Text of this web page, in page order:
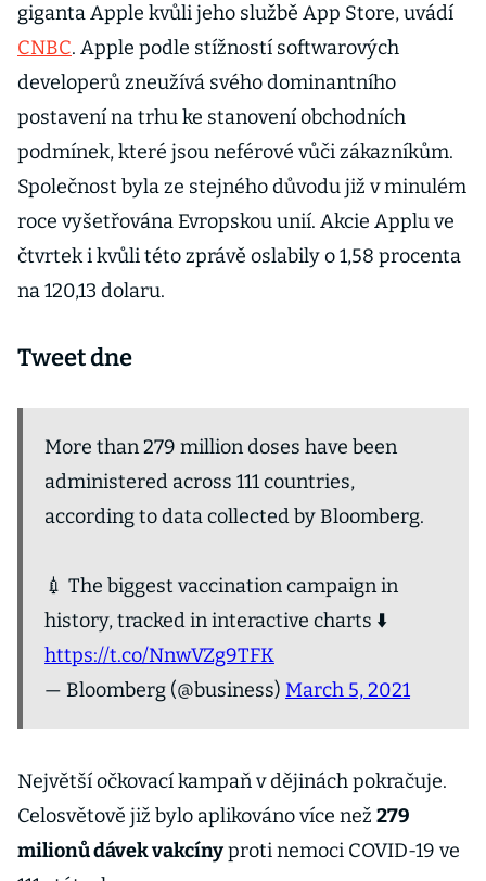
giganta Apple kvůli jeho službě App Store, uvádí
CNBC. Apple podle stížností softwarových
developerů zneužívá svého dominantního
postavení na trhu ke stanovení obchodních
podmínek, které jsou neférové vůči zákazníkům.
Společnost byla ze stejného důvodu již v minulém
roce vyšetřována Evropskou unií. Akcie Applu ve
čtvrtek i kvůli této zprávě oslabily o 1,58 procenta
na 120,13 dolaru.
Tweet dne
More than 279 million doses have been
administered across 111 countries,
according to data collected by Bloomberg.
💉 The biggest vaccination campaign in
history, tracked in interactive charts ⬇️
https://t.co/NnwVZg9TFK
— Bloomberg (@business) March 5, 2021
Největší očkovací kampaň v dějinách pokračuje.
Celosvětově již bylo aplikováno více než 279
milionů dávek vakcínyproti nemoci COVID-19 ve